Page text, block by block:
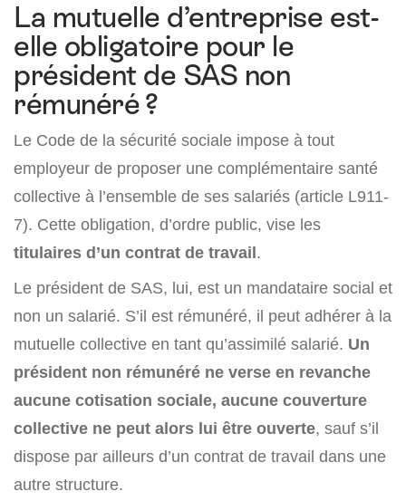
La mutuelle d’entreprise est-
elle obligatoire pour le
président de SAS non
rémunéré ?
Le Code de la sécurité sociale impose à tout
employeur de proposer une complémentaire santé
collective à l’ensemble de ses salariés (article L911-
7). Cette obligation, d’ordre public, vise les
titulaires d’un contrat de travail.
Le président de SAS, lui, est un mandataire social et
non un salarié. S’il est rémunéré, il peut adhérer à la
mutuelle collective en tant qu’assimilé salarié. Un
président non rémunéré ne verse en revanche
aucune cotisation sociale, aucune couverture
collective ne peut alors lui être ouverte, sauf s’il
dispose par ailleurs d’un contrat de travail dans une
autre structure.